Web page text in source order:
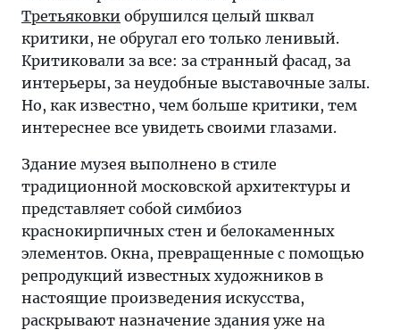
Третьяковки обрушился целый шквал
критики, не обругал его только ленивый.
Критиковали за все: за странный фасад, за
интерьеры, за неудобные выставочные залы.
Но, как известно, чем больше критики, тем
интереснее все увидеть своими глазами.
Здание музея выполнено в стиле
традиционной московской архитектуры и
представляет собой симбиоз
краснокирпичных стен и белокаменных
элементов. Окна, превращенные с помощью
репродукций известных художников в
настоящие произведения искусства,
раскрывают назначение здания уже на